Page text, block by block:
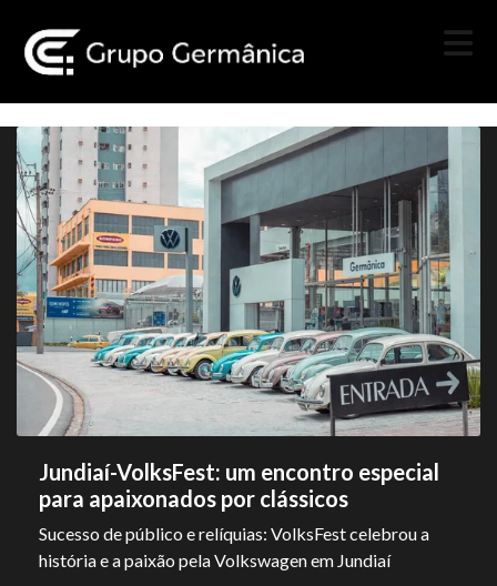
Jundiaí-VolksFest: um encontro especial
para apaixonados por clássicos
Sucesso de público e relíquias: VolksFest celebrou a
história e a paixão pela Volkswagen em Jundiaí